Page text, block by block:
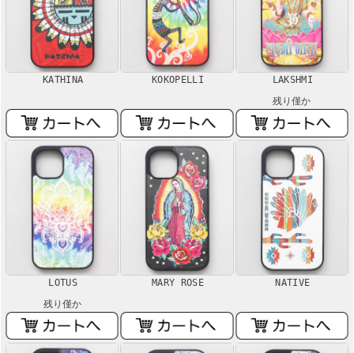
KATHINA KOKOPELLI
LAKSHMI
残り僅か
LOTUS
残り僅か
MARY ROSE NATIVE